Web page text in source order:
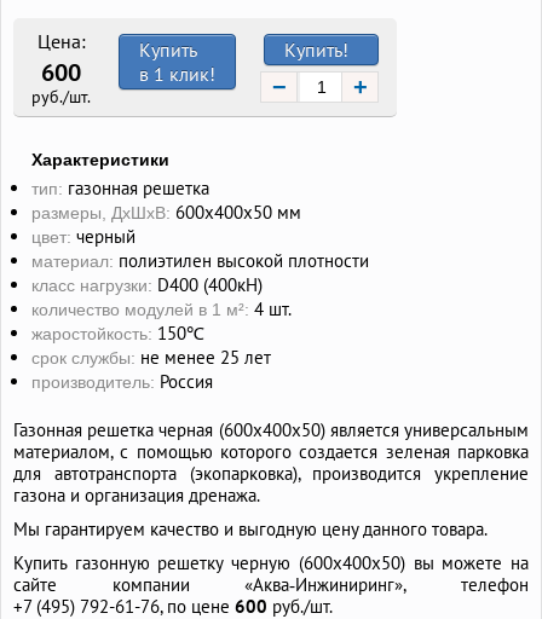
Цена:
600
руб./шт.
Купить!
− +
Купить
в 1 клик!
Характеристики
тип: газонная решетка
размеры, ДхШхВ: 600х400х50 мм
цвет: черный
материал: полиэтилен высокой плотности
класс нагрузки: D400 (400кН)
количество модулей в 1 м²: 4 шт.
жаростойкость: 150℃
срок службы: не менее 25 лет
производитель: Россия
Газонная решетка черная (600х400х50) является универсальным
материалом, с помощью которого создается зеленая парковка
для автотранспорта (экопарковка), производится укрепление
газона и организация дренажа.
Мы гарантируем качество и выгодную цену данного товара.
Купить газонную решетку черную (600х400х50) вы можете на
сайте компании «Аква‑Инжиниринг», телефон
+7 (495) 792-61-76,по цене 600 руб./шт.